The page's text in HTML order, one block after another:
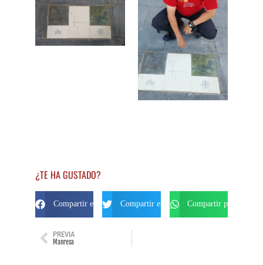
¿TE HA GUSTADO?
Compartir en FacebookCompartir en TwitterCompartir por
PREVIA
Manresa